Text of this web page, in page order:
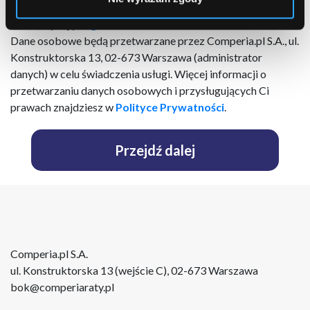
podmiotów trzecich ( lista) za pomocą poczty elektronicznej
AkceptujęRegulamin
Dane osobowe będą przetwarzane przez Comperia.pl S.A., ul.
Konstruktorska 13, 02-673 Warszawa (administrator
danych) w celu świadczenia usługi. Więcej informacji o
przetwarzaniu danych osobowych i przysługujących Ci
prawach znajdziesz w Polityce Prywatności.
Przejdź dalej
Comperia.pl S.A.
ul. Konstruktorska 13 (wejście C), 02-673 Warszawa
bok@comperiaraty.pl